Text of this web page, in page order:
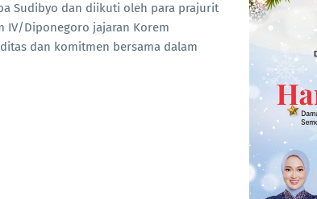
Sudibyo dan diikuti oleh para prajurit
IV/Diponegoro jajaran Korem
dan komitmen bersama dalam